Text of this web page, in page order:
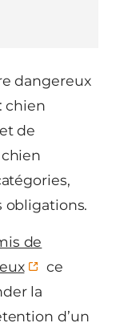
dangereux
chien
de
obligations.
de
ce
la
d’un